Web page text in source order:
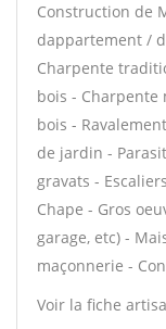
Construction de
dappartement /
Charpente
bois -
bois -
de jardin -
gravats -
Chape - Gros
garage, etc) -
maçonnerie -
Voir la fiche